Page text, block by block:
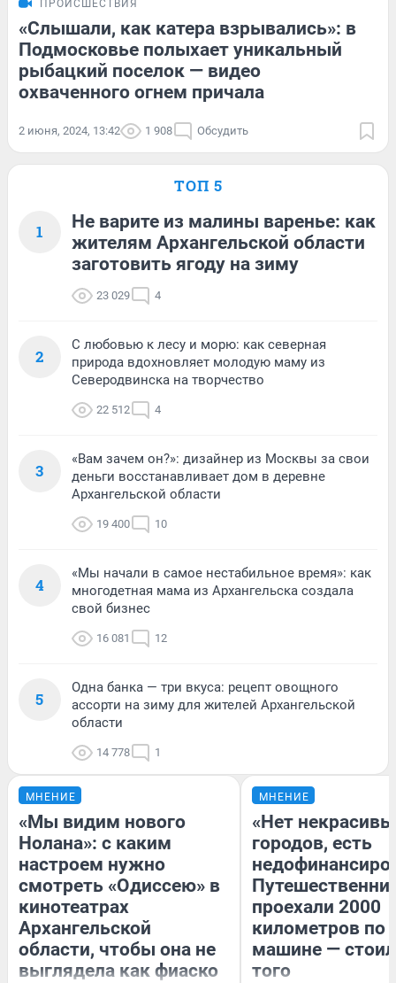
ПРОИСШЕСТВИЯ
«Слышали, как катера взрывались»: в
Подмосковье полыхает уникальный
рыбацкий поселок — видео
охваченного огнем причала
2 июня, 2024, 13:42 1 908 Обсудить
ТОП 5
1
Не варите из малины варенье: как
жителям Архангельской области
заготовить ягоду на зиму
23 029 4
2
С любовью к лесу и морю: как северная
природа вдохновляет молодую маму из
Северодвинска на творчество
22 512 4
3
«Вам зачем он?»: дизайнер из Москвы за свои
деньги восстанавливает дом в деревне
Архангельской области
19 400 10
4
«Мы начали в самое нестабильное время»: как
многодетная мама из Архангельска создала
свой бизнес
16 081 12
5
Одна банка — три вкуса: рецепт овощного
ассорти на зиму для жителей Архангельской
области
14 778 1
МНЕНИЕ
«Мы видим нового
Нолана»: с каким
настроем нужно
смотреть «Одиссею» в
кинотеатрах
Архангельской
области, чтобы она не
выглядела как фиаско
МНЕНИЕ
«Нет
городов, есть
проехали 2000
километров по
машине —
того